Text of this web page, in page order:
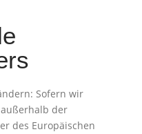
Sofern wir
der
des Europäischen